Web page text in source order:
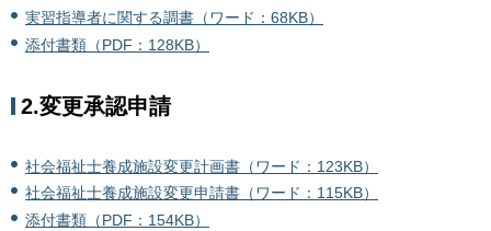
実習指導者に関する調書（ワード：68KB）
添付書類（PDF：128KB）
2.変更承認申請
社会福祉士養成施設変更計画書（ワード：123KB）
社会福祉士養成施設変更申請書（ワード：115KB）
添付書類（PDF：154KB）